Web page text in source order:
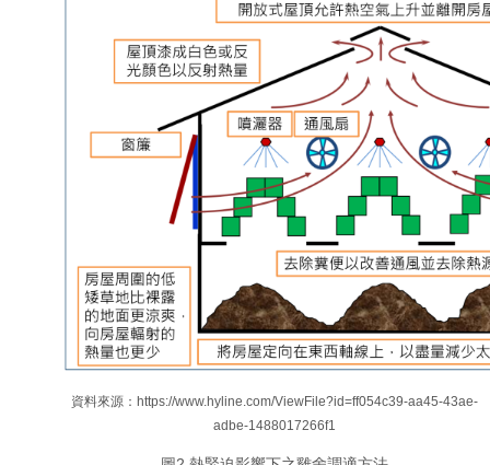
資料來源：https://www.hyline.com/ViewFile?id=ff054c39-aa45-43ae-
adbe-1488017266f1